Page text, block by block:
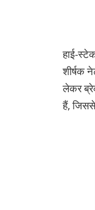
हाई-
शीर्षक
लेकर
हैं,